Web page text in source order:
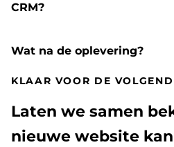
CRM?
Wat na de oplevering?
KLAAR VOOR DE
Laten we samen
nieuwe website